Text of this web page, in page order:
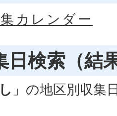
カレンダー
日検索 （結
し 」の地区別収集